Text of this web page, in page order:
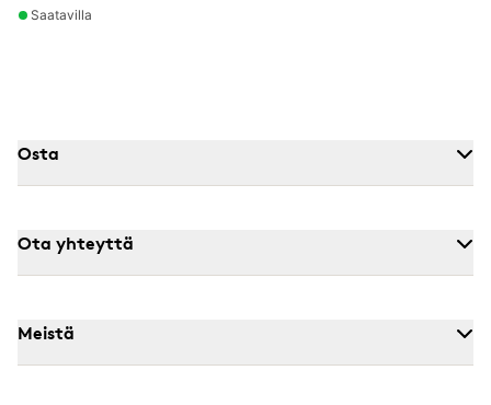
Saatavilla
Osta
Ota yhteyttä
Meistä